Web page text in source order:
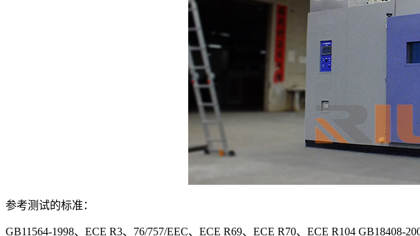
参考测试的标准：
GB11564-1998、ECE R3、76/757/EEC、ECE R69、ECE R70、ECE R104 GB18408-